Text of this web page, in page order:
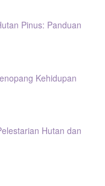
Pinus: Panduan
Kehidupan
Hutan dan